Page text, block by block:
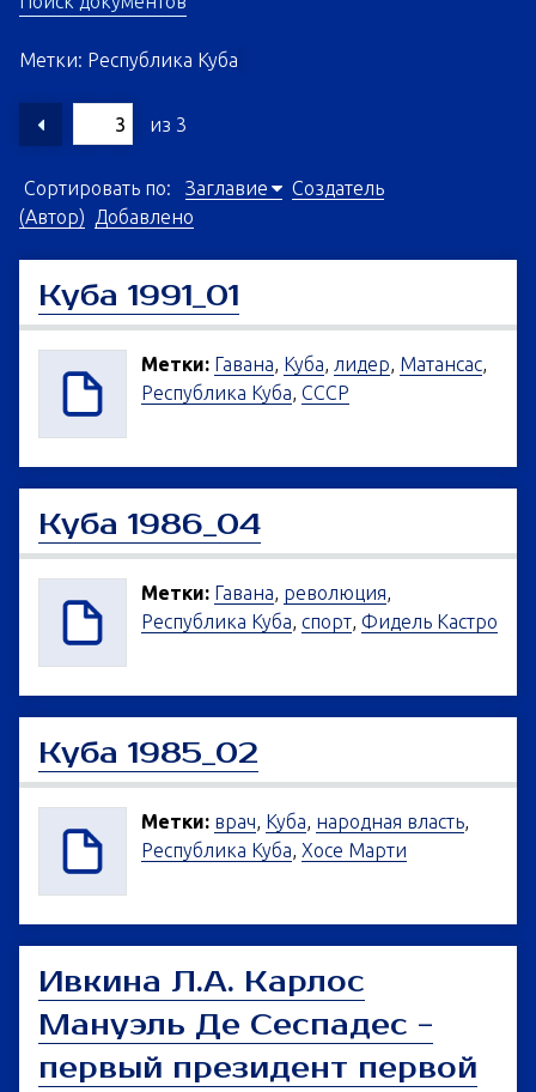
Метки: Республика Куба
из 3
Сортировать по: Заглавие
Создатель
(Автор)
Добавлено
Куба 1991_01
Метки: Гавана, Куба, лидер, Матансас,
Республика Куба, СССР
Куба 1986_04
Метки: Гавана, революция,
Республика Куба, спорт, Фидель Кастро
Куба 1985_02
Метки: врач, Куба, народная власть,
Республика Куба, Хосе Марти
Ивкина Л.А. Карлос
Мануэль Де Сеспадес -
первый президент первой